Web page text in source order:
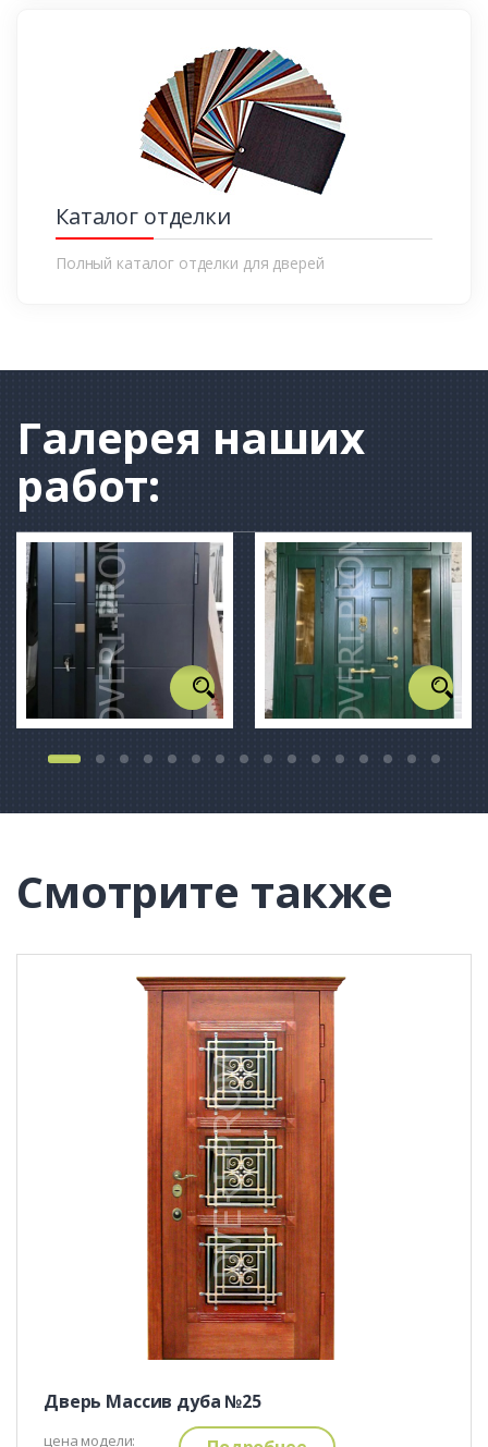
Каталог отделки
Полный каталог отделки для дверей
Галерея наших
работ:
Смотрите также
Дверь Массив дуба №25
цена модели: